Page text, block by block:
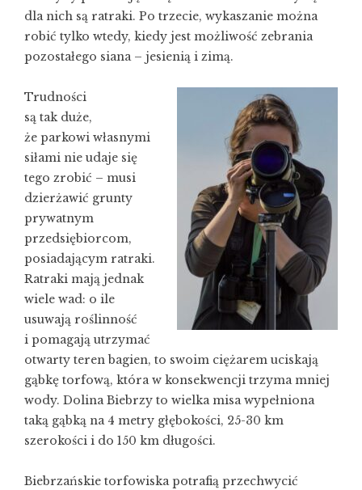
dla nich są ratraki. Po trzecie, wykaszanie można
robić tylko wtedy, kiedy jest możliwość zebrania
pozostałego siana – jesienią i zimą.
Trudności
są tak duże,
że parkowi własnymi
siłami nie udaje się
tego zrobić – musi
dzierżawić grunty
prywatnym
przedsiębiorcom,
posiadającym ratraki.
Ratraki mają jednak
wiele wad: o ile
usuwają roślinność
i pomagają utrzymać
otwarty teren bagien, to swoim ciężarem uciskają
gąbkę torfową, która w konsekwencji trzyma mniej
wody. Dolina Biebrzy to wielka misa wypełniona
taką gąbką na 4 metry głębokości, 25-30 km
szerokości i do 150 km długości.
Biebrzańskie torfowiska potrafią przechwycić